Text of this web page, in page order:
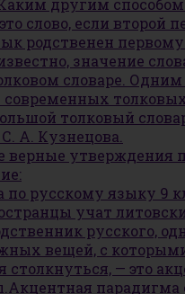
Каким другим
слово, если второй
родственен
значение
словаре.
толковый
А. Кузнецова.
верные утверждения
русскому языку 9
учат
русского,
вещей, с
столкнуться, — это
парадигма